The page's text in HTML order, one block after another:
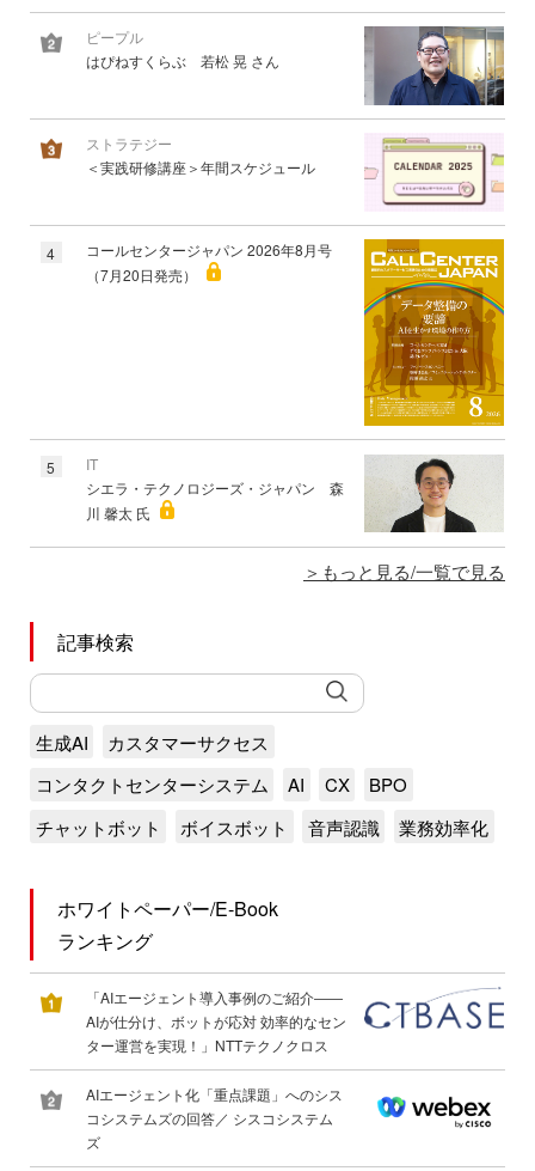
ピープル
はぴねすくらぶ 若松 晃 さん
ストラテジー
＜実践研修講座＞年間スケジュール
4
コールセンタージャパン 2026年8月号
（7月20日発売）
5
IT
シエラ・テクノロジーズ・ジャパン 森
川 馨太 氏
もっと見る/一覧で見る
記事検索
生成AI
カスタマーサクセス
コンタクトセンターシステム
AI CX
BPO
チャットボット
ボイスボット 音声認識 業務効率化
ホワイトペーパー/E-Book
ランキング
「AIエージェント導入事例のご紹介――
AIが仕分け、ボットが応対 効率的なセン
ター運営を実現！」NTTテクノクロス
AIエージェント化「重点課題」へのシス
コシステムズの回答／ シスコシステム
ズ